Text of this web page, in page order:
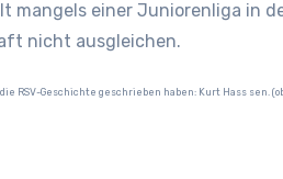
mangels einer Juniorenliga in
nicht ausgleichen.
RSV-Geschichte geschrieben haben: Kurt Hass sen.